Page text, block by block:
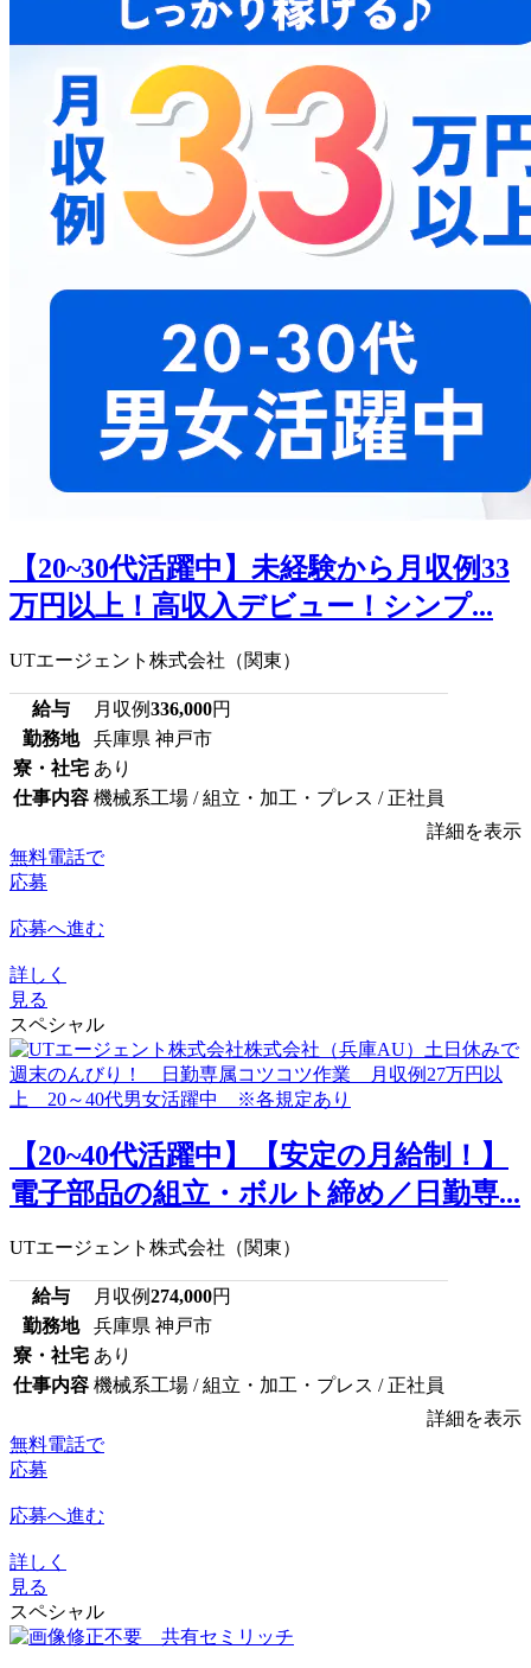
【20~30代活躍中】未経験から月収例33
万円以上！高収入デビュー！シンプ...
UTエージェント株式会社（関東）
給与 月収例336,000円
勤務地
兵庫県 神戸市
寮・社宅 あり
仕事内容 機械系工場 / 組立・加工・プレス / 正社員
詳細を表示
無料電話で
応募
応募へ進む
詳しく
見る
スペシャル
【20~40代活躍中】【安定の月給制！】
電子部品の組立・ボルト締め／日勤専...
UTエージェント株式会社（関東）
給与 月収例274,000円
勤務地
兵庫県 神戸市
寮・社宅 あり
仕事内容 機械系工場 / 組立・加工・プレス / 正社員
詳細を表示
無料電話で
応募
応募へ進む
詳しく
見る
スペシャル